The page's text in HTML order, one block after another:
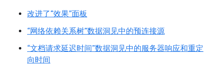
改进了“效果”面板
“网络依赖关系树”数据洞见中的预连接源
“文档请求延迟时间”数据洞见中的服务器响应和重定
向时间